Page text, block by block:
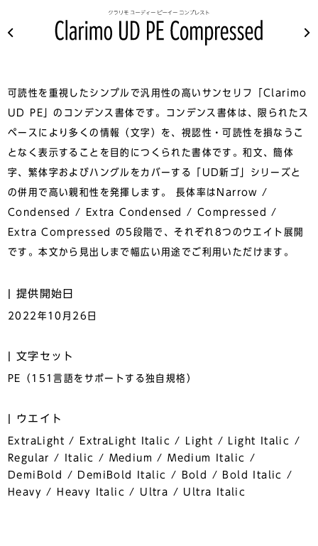
可読性を重視したシンプルで汎用性の高いサンセリフ「Clarimo
UD PE」のコンデンス書体です。コンデンス書体は、限られたス
ペースにより多くの情報（文字）を、視認性・可読性を損なうこ
となく表示することを目的につくられた書体です。和文、簡体
字、繁体字およびハングルをカバーする「UD新ゴ」シリーズと
の併用で高い親和性を発揮します。 長体率はNarrow /
Condensed / Extra Condensed / Compressed /
Extra Compressed の5段階で、それぞれ8つのウエイト展開
です。本文から見出しまで幅広い用途でご利用いただけます。
提供開始日
2022年10月26日
文字セット
PE（151言語をサポートする独自規格）
ウエイト
ExtraLight / ExtraLight Italic / Light / Light Italic /
Regular / Italic / Medium / Medium Italic /
DemiBold / DemiBold Italic / Bold / Bold Italic /
Heavy / Heavy Italic / Ultra / Ultra Italic